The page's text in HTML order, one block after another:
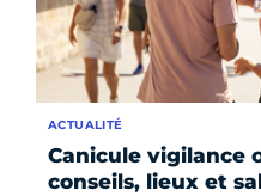
Canicule vigilance
conseils, lieux et
ACTUALITÉ